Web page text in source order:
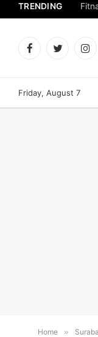
TRENDING
FacebookTwitter
Friday, August 7
Home »